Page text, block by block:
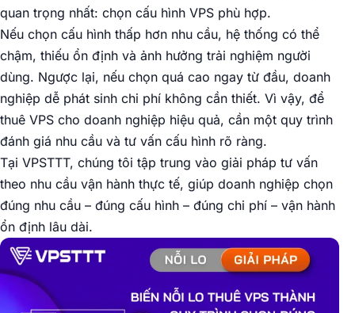
quan trọng nhất: chọn cấu hình VPS phù hợp.
Nếu chọn cấu hình thấp hơn nhu cầu, hệ thống có thể
chậm, thiếu ổn định và ảnh hưởng trải nghiệm người
dùng. Ngược lại, nếu chọn quá cao ngay từ đầu, doanh
nghiệp dễ phát sinh chi phí không cần thiết. Vì vậy, để
thuê VPS cho doanh nghiệp hiệu quả, cần một quy trình
đánh giá nhu cầu và tư vấn cấu hình rõ ràng.
Tại VPSTTT, chúng tôi tập trung vào giải pháp tư vấn
theo nhu cầu vận hành thực tế, giúp doanh nghiệp chọn
đúng nhu cầu – đúng cấu hình – đúng chi phí – vận hành
ổn định lâu dài.